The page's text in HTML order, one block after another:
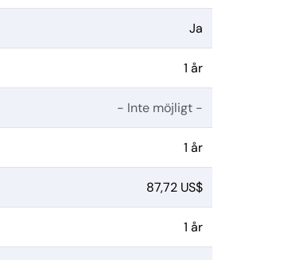
Ja
1 år
- Inte möjligt -
1 år
87,72 US$
1 år